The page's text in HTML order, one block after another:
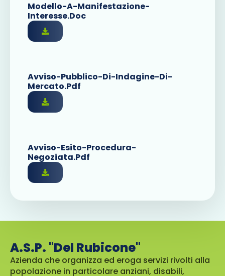
Modello-A-Manifestazione-
Interesse.doc
Avviso-Pubblico-Di-Indagine-Di-
Mercato.pdf
Avviso-Esito-Procedura-
Negoziata.pdf
A.S.P. "Del Rubicone"
Azienda che organizza ed eroga servizi rivolti alla
popolazione in particolare anziani, disabili,